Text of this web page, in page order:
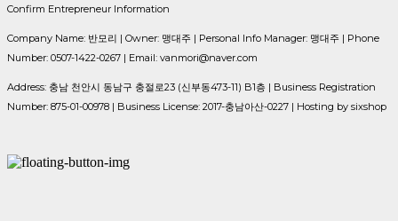
Confirm Entrepreneur Information
Company Name: 반모리 | Owner: 맹대주 | Personal Info Manager: 맹대주 | Phone
Number: 0507-1422-0267 | Email: vanmori@naver.com
Address: 충남 천안시 동남구 충절로23 (신부동473-11) B1층 | Business Registration
Number: 875-01-00978 | Business License: 2017-충남아산-0227 | Hosting by sixshop